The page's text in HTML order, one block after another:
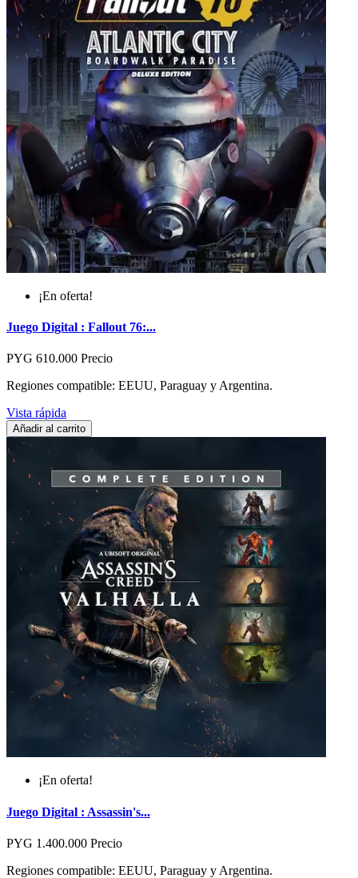
¡En oferta!
Juego Digital : Fallout 76:...
PYG 610.000 Precio
Regiones compatible: EEUU, Paraguay y Argentina.
Vista rápida
Añadir al carrito
¡En oferta!
Juego Digital : Assassin's...
PYG 1.400.000 Precio
Regiones compatible: EEUU, Paraguay y Argentina.